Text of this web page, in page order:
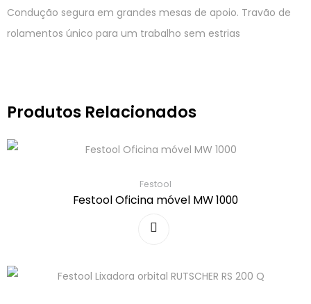
Condução segura em grandes mesas de apoio. Travão de
rolamentos único para um trabalho sem estrias
Produtos Relacionados
Festool
Festool Oficina móvel MW 1000